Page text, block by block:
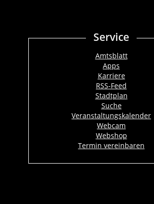
Service
Amtsblatt
Apps
Karriere
RSS-Feed
Stadtplan
Suche
Veranstaltungskalender
Webcam
Webshop
Termin vereinbaren